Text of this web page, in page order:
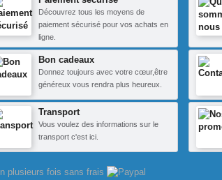
Découvrez tous les moyens de
paiement sécurisé pour vos achats en
ligne.
Bon cadeaux
Donnez toujours avec votre cœur,être
généreux vous rendra plus heureux.
Transport
Vous voulez des informations sur le
transport c'est ici.